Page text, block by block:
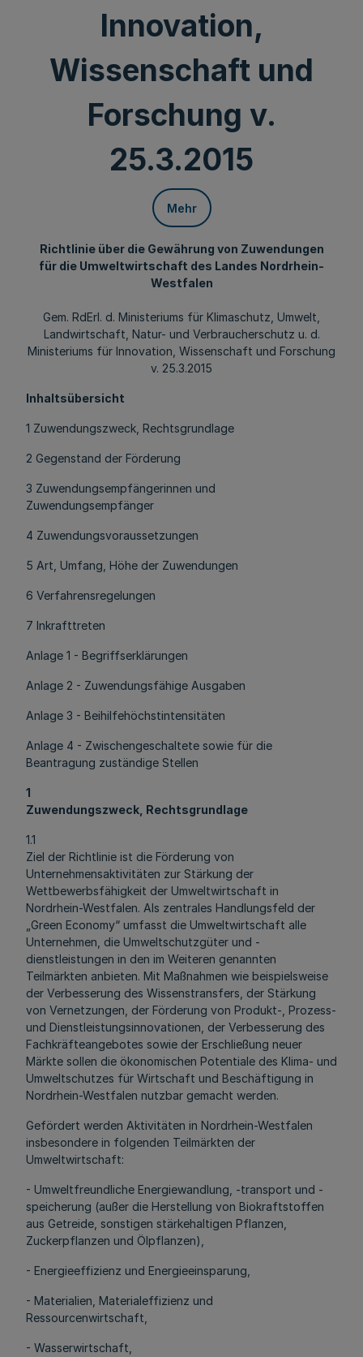
Innovation,
Wissenschaft und
Forschung v.
25.3.2015
Mehr
Richtlinie über die Gewährung von Zuwendungen
für die Umweltwirtschaft des Landes Nordrhein-
Westfalen
Gem. RdErl. d. Ministeriums für Klimaschutz, Umwelt,
Landwirtschaft, Natur- und Verbraucherschutz u. d.
Ministeriums für Innovation, Wissenschaft und Forschung
v. 25.3.2015
Inhaltsübersicht
1 Zuwendungszweck, Rechtsgrundlage
2 Gegenstand der Förderung
3 Zuwendungsempfängerinnen und
Zuwendungsempfänger
4 Zuwendungsvoraussetzungen
5 Art, Umfang, Höhe der Zuwendungen
6 Verfahrensregelungen
7 Inkrafttreten
Anlage 1 - Begriffserklärungen
Anlage 2 - Zuwendungsfähige Ausgaben
Anlage 3 - Beihilfehöchstintensitäten
Anlage 4 - Zwischengeschaltete sowie für die
Beantragung zuständige Stellen
1
Zuwendungszweck, Rechtsgrundlage
1.1
Ziel der Richtlinie ist die Förderung von
Unternehmensaktivitäten zur Stärkung der
Wettbewerbsfähigkeit der Umweltwirtschaft in
Nordrhein-Westfalen. Als zentrales Handlungsfeld der
„Green Economy“ umfasst die Umweltwirtschaft alle
Unternehmen, die Umweltschutzgüter und -
dienstleistungen in den im Weiteren genannten
Teilmärkten anbieten. Mit Maßnahmen wie beispielsweise
der Verbesserung des Wissenstransfers, der Stärkung
von Vernetzungen, der Förderung von Produkt-, Prozess-
und Dienstleistungsinnovationen, der Verbesserung des
Fachkräfteangebotes sowie der Erschließung neuer
Märkte sollen die ökonomischen Potentiale des Klima- und
Umweltschutzes für Wirtschaft und Beschäftigung in
Nordrhein-Westfalen nutzbar gemacht werden.
Gefördert werden Aktivitäten in Nordrhein-Westfalen
insbesondere in folgenden Teilmärkten der
Umweltwirtschaft:
- Umweltfreundliche Energiewandlung, -transport und -
speicherung (außer die Herstellung von Biokraftstoffen
aus Getreide, sonstigen stärkehaltigen Pflanzen,
Zuckerpflanzen und Ölpflanzen),
- Energieeffizienz und Energieeinsparung,
- Materialien, Materialeffizienz und
Ressourcenwirtschaft,
- Wasserwirtschaft,